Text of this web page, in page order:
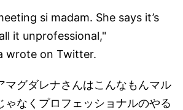
si madam. She says it’s
it unprofessional,"
wrote on Twitter.
マグダレナさんはこんなもんマル
ゃなくプロフェッショナルのやる